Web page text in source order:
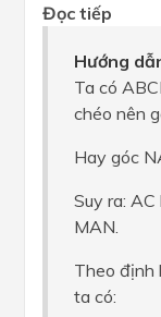
Đọc tiếp
Hướng
Ta có
chéo nên
Hay góc
Suy ra:
MAN.
Theo định
ta có: